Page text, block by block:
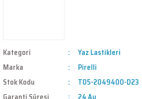
Kategori
Yaz Lastikleri
Marka
Pirelli
Stok Kodu
T05-2049400-D23